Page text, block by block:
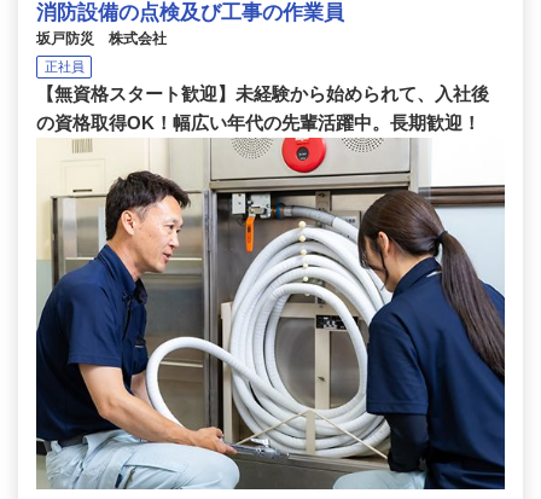
消防設備の点検及び工事の作業員
坂戸防災 株式会社
正社員
【無資格スタート歓迎】未経験から始められて、入社後
の資格取得OK！幅広い年代の先輩活躍中。長期歓迎！